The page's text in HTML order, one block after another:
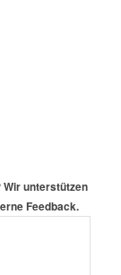
Wir unterstützen
Feedback.